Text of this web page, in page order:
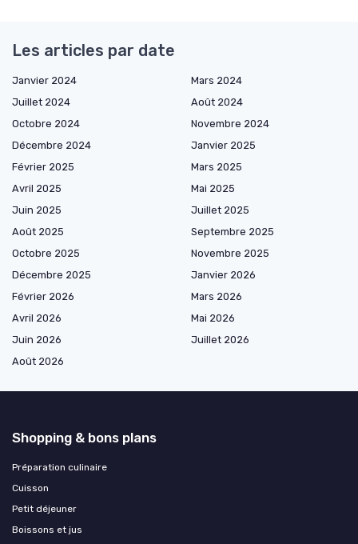
Les articles par date
Janvier 2024
Mars 2024
Juillet 2024
Août 2024
Octobre 2024
Novembre 2024
Décembre 2024
Janvier 2025
Février 2025
Mars 2025
Avril 2025
Mai 2025
Juin 2025
Juillet 2025
Août 2025
Septembre 2025
Octobre 2025
Novembre 2025
Décembre 2025
Janvier 2026
Février 2026
Mars 2026
Avril 2026
Mai 2026
Juin 2026
Juillet 2026
Août 2026
Shopping & bons plans
Préparation culinaire
Cuisson
Petit déjeuner
Boissons et jus